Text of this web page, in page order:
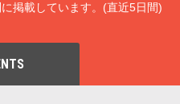
掲載しています。(直近5日間)